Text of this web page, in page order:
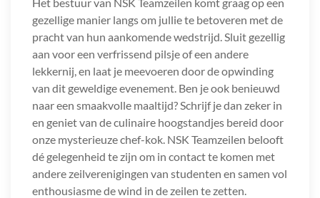
gezellige manier langs om jullie te betoveren met de
pracht van hun aankomende wedstrijd. Sluit gezellig
aan voor een verfrissend pilsje of een andere
lekkernij, en laat je meevoeren door de opwinding
van dit geweldige evenement. Ben je ook benieuwd
naar een smaakvolle maaltijd? Schrijf je dan zeker in
en geniet van de culinaire hoogstandjes bereid door
onze mysterieuze chef-kok. NSK Teamzeilen belooft
dé gelegenheid te zijn om in contact te komen met
andere zeilverenigingen van studenten en samen vol
enthousiasme de wind in de zeilen te zetten.